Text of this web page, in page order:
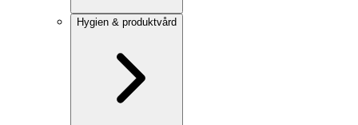
Hygien & produktvård